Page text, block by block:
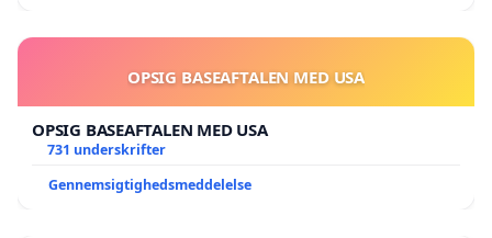
OPSIG BASEAFTALEN MED USA
OPSIG BASEAFTALEN MED USA
731 underskrifter
Gennemsigtighedsmeddelelse